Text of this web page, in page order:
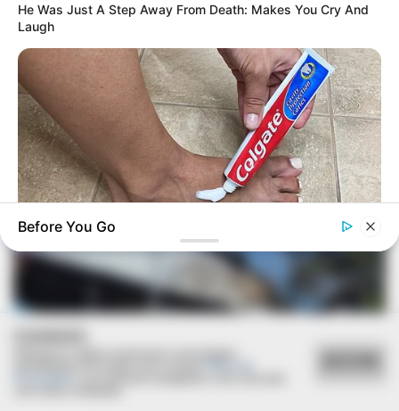
LEI ORÇAMENTÁRIA
Câmara realiza audiência pública para ouvir a
população de Paraguaçu Paulista
He Was Just A Step Away From Death: Makes You Cry And
Laugh
GOOD TO KNOW THIS
She Put Toothpaste On Her Feet For 7 Nights Straight – Here's
What Happened
Before You Go